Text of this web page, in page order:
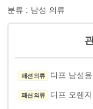
분류 : 남성 의류
패션 의류 디프 남성
패션 의류 디프 오렌